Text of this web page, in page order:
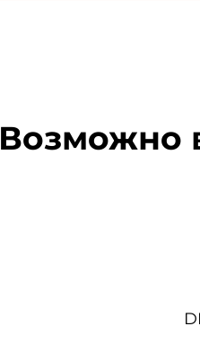
Возможно